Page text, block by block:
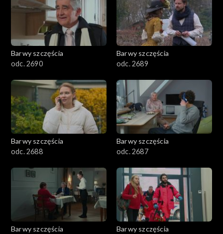
1401–1500
1301–1400
1101–1200
1001–1100
901–1000
801–900
782–800
Barwy szczęścia
odc. 2690
Barwy szczęścia
odc. 2689
Barwy szczęścia
odc. 2688
Barwy szczęścia
odc. 2687
Barwy szczęścia
Barwy szczęścia